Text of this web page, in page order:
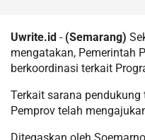
Uwrite.id - (Semarang)
mengatakan, Pemerintah
berkoordinasi terkait
Terkait sarana
Pemprov telah
Ditegaskan oleh